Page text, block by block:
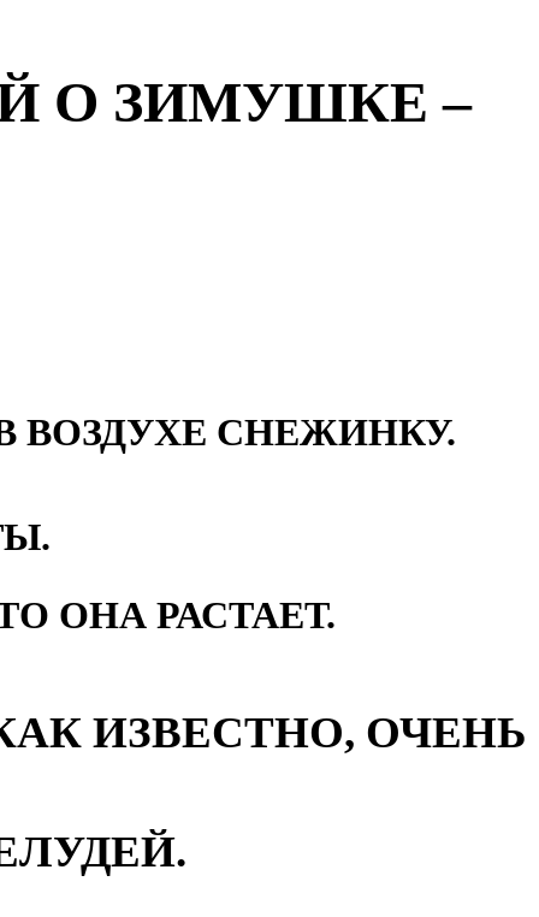
О ЗИМУШКЕ –
ВОЗДУХЕ СНЕЖИНКУ.
ОНА РАСТАЕТ.
ИЗВЕСТНО, ОЧЕНЬ